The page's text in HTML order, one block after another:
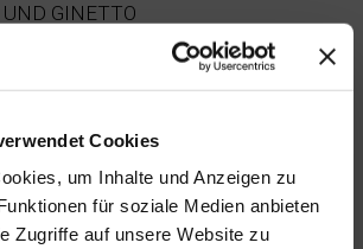
Cookies
um Inhalte und Anzeigen zu
für soziale Medien anbieten
Zugriffe auf unsere Website zu
GINETTO
GESCHMACK
AM BESTEN IN